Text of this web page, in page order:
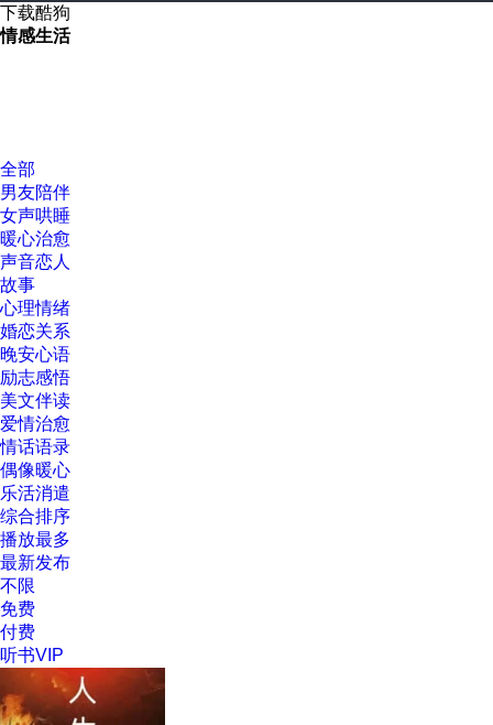
下载酷狗
情感生活
全部
男友陪伴
女声哄睡
暖心治愈
声音恋人
故事
心理情绪
婚恋关系
晚安心语
励志感悟
美文伴读
爱情治愈
情话语录
偶像暖心
乐活消遣
综合排序
播放最多
最新发布
不限
免费
付费
听书VIP